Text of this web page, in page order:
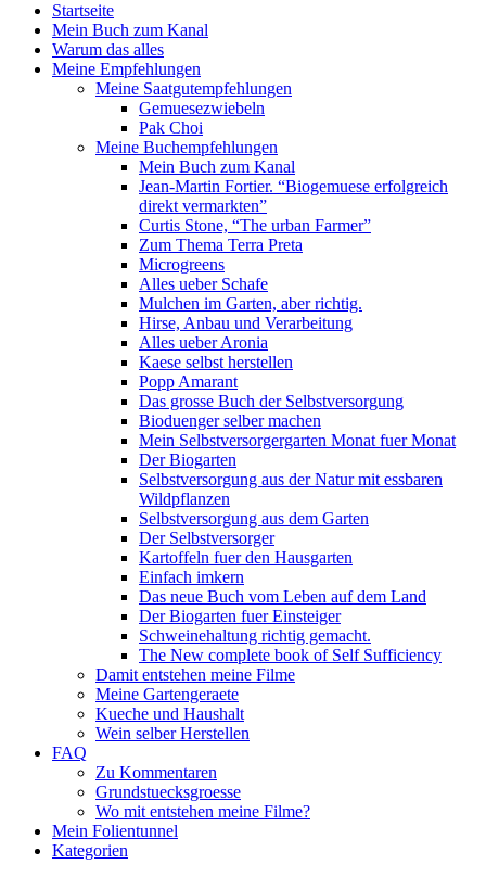
Startseite
Mein Buch zum Kanal
Warum das alles
Meine Empfehlungen
Meine Saatgutempfehlungen
Gemuesezwiebeln
Pak Choi
Meine Buchempfehlungen
Mein Buch zum Kanal
Jean-Martin Fortier. “Biogemuese erfolgreich
direkt vermarkten”
Curtis Stone, “The urban Farmer”
Zum Thema Terra Preta
Microgreens
Alles ueber Schafe
Mulchen im Garten, aber richtig.
Hirse, Anbau und Verarbeitung
Alles ueber Aronia
Kaese selbst herstellen
Popp Amarant
Das grosse Buch der Selbstversorgung
Bioduenger selber machen
Mein Selbstversorgergarten Monat fuer Monat
Der Biogarten
Selbstversorgung aus der Natur mit essbaren
Wildpflanzen
Selbstversorgung aus dem Garten
Der Selbstversorger
Kartoffeln fuer den Hausgarten
Einfach imkern
Das neue Buch vom Leben auf dem Land
Der Biogarten fuer Einsteiger
Schweinehaltung richtig gemacht.
The New complete book of Self Sufficiency
Damit entstehen meine Filme
Meine Gartengeraete
Kueche und Haushalt
Wein selber Herstellen
FAQ
Zu Kommentaren
Grundstuecksgroesse
Wo mit entstehen meine Filme?
Mein Folientunnel
Kategorien